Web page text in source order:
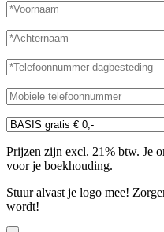
Prijzen zijn excl. 21% btw. Je
voor je boekhouding.
Stuur alvast je logo mee!
wordt!